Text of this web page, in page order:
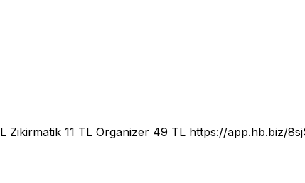
Zikirmatik 11 TL Organizer 49 TL https://app.hb.biz/